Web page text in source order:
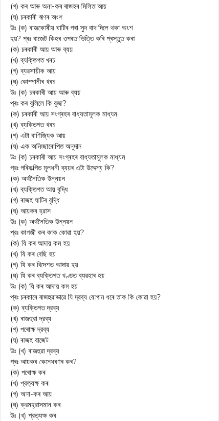
(গ) কৰ আৰু অনা-কৰ ৰাজহৰ মিলিত আয়
(ঘ) চৰকাৰী ঋণৰ অংশ
উঃ (ক) ৰাজকোষীয় ঘাটিৰ পৰা সুদ বাদ দিলে থকা অংশ
হয়? প্ৰঃ বাজেট কিহৰ ওপৰত ভিত্তি কৰি প্ৰস্তুত কৰা
(ক) চৰকাৰী আয় আৰু ব্যয়
(খ) ব্যক্তিগত খৰচ
(গ) ব্যৱসায়ীক আয়
(ঘ) কোম্পানীৰ খৰচ
উঃ (ক) চৰকাৰী আয় আৰু ব্যয়
প্ৰঃ কৰ বুলিলে কি বুজা?
(ক) চৰকাৰী আয় সংগ্ৰহৰ বাধ্যতামূলক মাধ্যম
(খ) ব্যক্তিগত খৰচ
(গ) এটা বাণিজ্যিক আয়
(ঘ) এক অনিচ্ছাৰোপিত অনুদান
উঃ (ক) চৰকাৰী আয় সংগ্ৰহৰ বাধ্যতামূলক মাধ্যম
প্রঃ পৰিকল্পিত মূলধনী ব্যয়ৰ এটা উদ্দেশ্য কি?
(ক) অর্থনৈতিক উন্নয়ন
(খ) ব্যক্তিগত আয় বৃদ্ধি
(গ) ৰাজহ ঘাটিৰ বৃদ্ধি
(ঘ) আয়কৰ হ্রাস
উঃ (ক) অর্থনৈতিক উন্নয়ন
প্রঃ কাগজী কৰ কাক কোৱা হয়?
(ক) যি কৰ আদায় কম হয়
(খ) যি কৰ বেছি হয়
(গ) যি কৰ বিদেশত আদায় হয়
(ঘ) যি কৰ ব্যক্তিগত খণ্ডত ব্যৱহাৰ হয়
উঃ (ক) যি কৰ আদায় কম হয়
প্ৰঃ চৰকাৰে ৰাজহুৱাভাৱে যি দ্রব্য যোগান ধৰে তাক কি কোৱা হয়?
(ক) ব্যক্তিগত দ্রব্য
(খ) ৰাজহুৱা দ্রব্য
(গ) পৰোক্ষ দ্রব্য
(ঘ) ৰাজহ বাজেট
উঃ (খ) ৰাজহুৱা দ্রব্য
প্ৰঃ আয়কৰ কেনেধৰণৰ কৰ?
(ক) পৰোক্ষ কৰ
(খ) প্রত্যক্ষ কৰ
(গ) অনা-কৰ আয়
(ঘ) ক্রমহ্রাসমান কৰ
উঃ (খ) প্রত্যক্ষ কৰ